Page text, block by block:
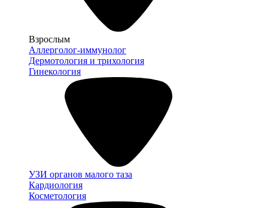
Взрослым
Аллерголог-иммунолог
Дермотология и трихология
Гинекология
УЗИ органов малого таза
Кардиология
Косметология